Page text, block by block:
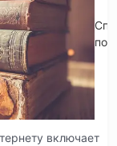
по
включает